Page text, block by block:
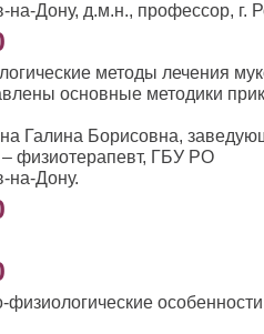
на-Дону, д.м.н., профессор, г.
методы лечения
основные методики
Галина Борисовна,
физиотерапевт, ГБУ РО
на-Дону.